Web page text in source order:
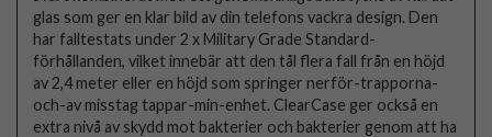
glas som ger en klar bild av din telefons vackra design. Den
har falltestats under 2 x Military Grade Standard-
förhållanden, vilket innebär att den tål flera fall från en höjd
av 2,4 meter eller en höjd som springer nerför-trapporna-
och-av misstag tappar-min-enhet. ClearCase ger också en
extra nivå av skydd mot bakterier och bakterier genom att ha